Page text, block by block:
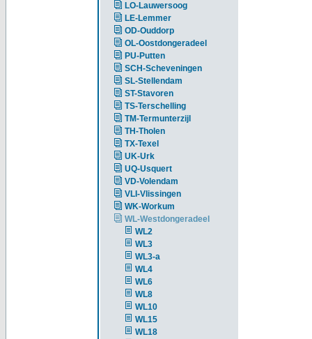
LO-Lauwersoog
LE-Lemmer
OD-Ouddorp
OL-Oostdongeradeel
PU-Putten
SCH-Scheveningen
SL-Stellendam
ST-Stavoren
TS-Terschelling
TM-Termunterzijl
TH-Tholen
TX-Texel
UK-Urk
UQ-Usquert
VD-Volendam
VLI-Vlissingen
WK-Workum
WL-Westdongeradeel
WL2
WL3
WL3-a
WL4
WL6
WL8
WL10
WL15
WL18